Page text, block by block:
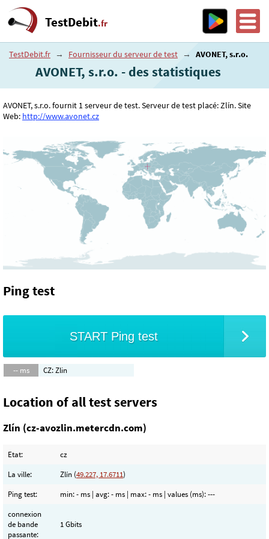
TestDebit.fr
TestDebit.fr → Fournisseur du serveur de test → AVONET, s.r.o.
AVONET, s.r.o. - des statistiques
AVONET, s.r.o. fournit 1 serveur de test. Serveur de test placé: Zlín. Site
Web: http://www.avonet.cz
Ping test
START Ping test
-- ms CZ: Zlin
Location of all test servers
Zlín (cz-avozlin.metercdn.com)
Etat:
cz
La ville:
Zlín (49.227, 17.6711)
Ping test:
min:- ms | avg:- ms | max:- ms | values (ms):---
connexion
de bande
passante:
1 Gbits